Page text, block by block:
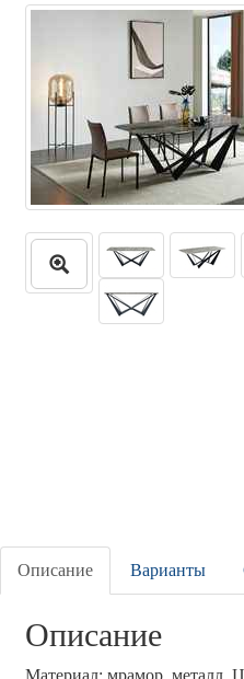
Описание Варианты
Описание
Материал: мрамор, металл.